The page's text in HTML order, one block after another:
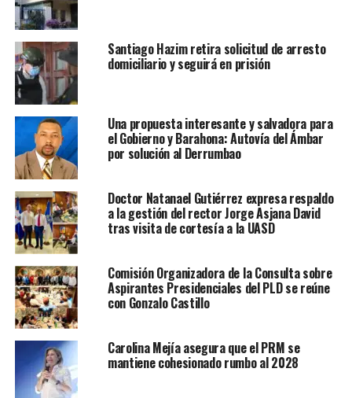
Santiago Hazim retira solicitud de arresto
domiciliario y seguirá en prisión
Una propuesta interesante y salvadora para
el Gobierno y Barahona: Autovía del Ámbar
por solución al Derrumbao
Doctor Natanael Gutiérrez expresa respaldo
a la gestión del rector Jorge Asjana David
tras visita de cortesía a la UASD
Comisión Organizadora de la Consulta sobre
Aspirantes Presidenciales del PLD se reúne
con Gonzalo Castillo
Carolina Mejía asegura que el PRM se
mantiene cohesionado rumbo al 2028